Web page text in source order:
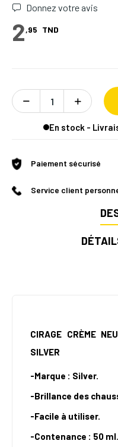
Donnez votre avis
2,95 TND
En stock -
Paiement sécurisé
Service client
CIRAGE CRÈME
SILVER
-Marque : Silver.
-Brillance des
-Facile à utiliser.
-Contenance : 50 ml.